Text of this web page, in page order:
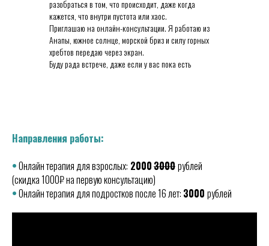
разобраться в том, что происходит, даже когда
кажется, что внутри пустота или хаос.
Приглашаю на онлайн-консультации. Я работаю из
Анапы, южное солнце, морской бриз и силу горных
хребтов передаю через экран.
Буду рада встрече, даже если у вас пока есть
Направления работы:
•Онлайн терапия для взрослых: 20003000рублей
(скидка 1000₽ на первую консультацию)
•Онлайн терапия для подростков после 16 лет: 3000 рублей